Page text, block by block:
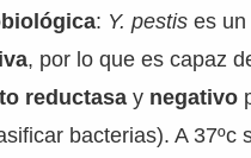
: Y. pestis es un
, por lo que es capaz
reductasa y negativo
bacterias). A